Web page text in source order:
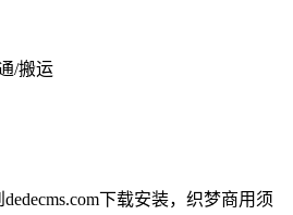
/搬运
下载安装，织梦商用须